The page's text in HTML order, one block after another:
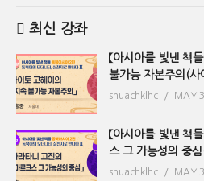
최신 강좌
【아시아를 빛낸 책
불가능 자본주의(사
snuachklhc MAY
【아시아를 빛낸 책
스 그 가능성의 중
snuachklhc MAY